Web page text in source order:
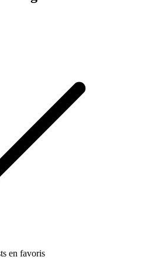
en favoris